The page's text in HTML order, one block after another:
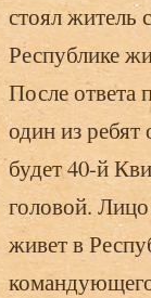
стоял житель
Республике
После ответа
один из ребят
будет 40-й
головой.
живет в